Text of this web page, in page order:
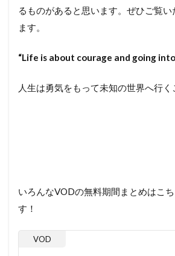
るものがあると思います。ぜひご覧
ます。
“Life is about courage and going
人生は勇気をもって未知の世界へ行く
いろんなVODの無料期間まとめはこ
す！
VOD